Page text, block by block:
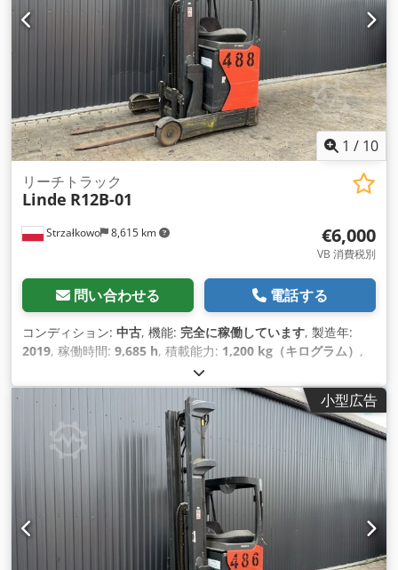
1 / 10
Strzałkowo 8,615 km
リーチトラック
Linde R12B-01
€6,000
VB 消費税別
問い合わせる 電話する
コンディション: 中古, 機能: 完全に稼働しています, 製造年:
2019, 稼働時間: 9,685 h, 積載能力: 1,200 kg（キログラム） ,
, フリーリフト:2,407 mm
マスト型式:トリプレックス, 建設高:3,074 mm, 駆動方式:
Elektro
小型広告